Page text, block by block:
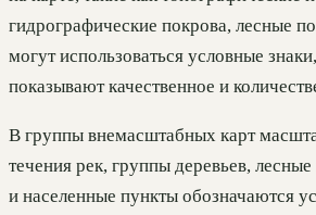
гидрографические покрова, лесные
могут использоваться условные
показывают качественное и
В группы внемасштабных карт
течения рек, группы деревьев,
и населенные пункты обозначаются